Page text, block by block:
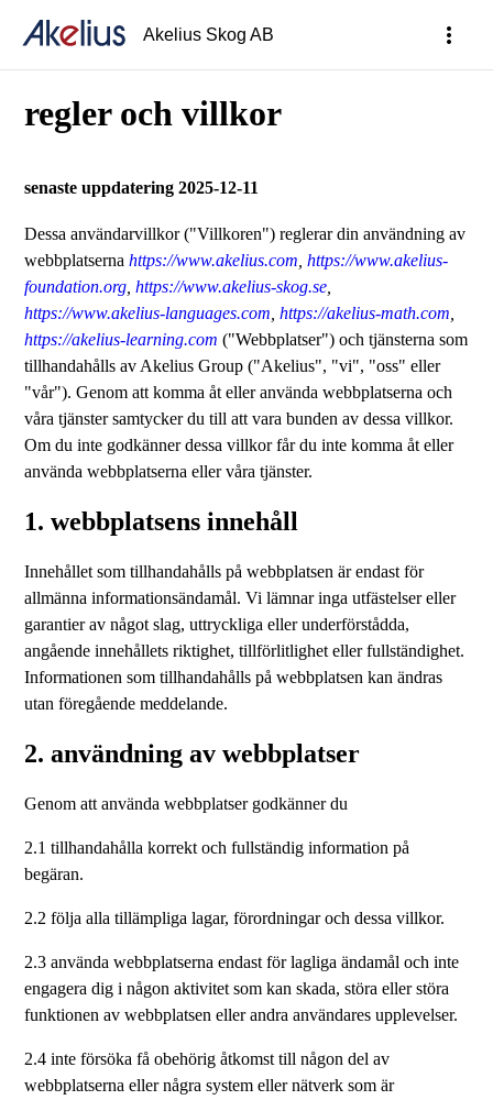
Akelius Skog AB more_vert
regler och villkor
senaste uppdatering 2025-12-11
Dessa användarvillkor ("Villkoren") reglerar din användning av
webbplatsernahttps://www.akelius.com ,https://www.akelius-
foundation.org ,https://www.akelius-skog.se
https://www.akelius-languages.com ,https://akelius-math.com
https://akelius-learning.com ("Webbplatser") och tjänsterna som
tillhandahålls av Akelius Group ("Akelius", "vi", "oss" eller
"vår"). Genom att komma åt eller använda webbplatserna och
våra tjänster samtycker du till att vara bunden av dessa villkor.
Om du inte godkänner dessa villkor får du inte komma åt eller
använda webbplatserna eller våra tjänster.
1. webbplatsens innehåll
Innehållet som tillhandahålls på webbplatsen är endast för
allmänna informationsändamål. Vi lämnar inga utfästelser eller
garantier av något slag, uttryckliga eller underförstådda,
angående innehållets riktighet, tillförlitlighet eller fullständighet.
Informationen som tillhandahålls på webbplatsen kan ändras
utan föregående meddelande.
2. användning av webbplatser
Genom att använda webbplatser godkänner du
2.1 tillhandahålla korrekt och fullständig information på
begäran.
2.2 följa alla tillämpliga lagar, förordningar och dessa villkor.
2.3 använda webbplatserna endast för lagliga ändamål och inte
engagera dig i någon aktivitet som kan skada, störa eller störa
funktionen av webbplatsen eller andra användares upplevelser.
2.4 inte försöka få obehörig åtkomst till någon del av
webbplatserna eller några system eller nätverk som är